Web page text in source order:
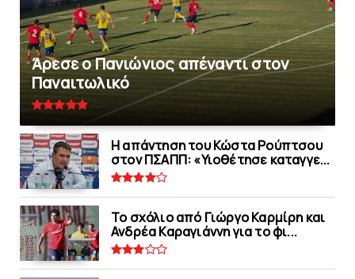
Άρεσε ο Πανιώνιος απέναντι στoν
Παναιτωλικό
Η απάντηση του Κώστα Ρούπτσου
στον ΠΣΑΠΠ: «Υιοθέτησε καταγγε...
Το σχόλιο από Γιώργο Καρμίρη και
Ανδρέα Καραγιάννη για το φι...